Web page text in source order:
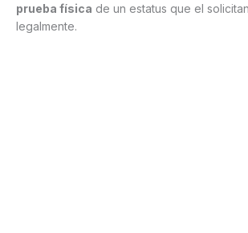
prueba física de un estatus que el
legalmente.